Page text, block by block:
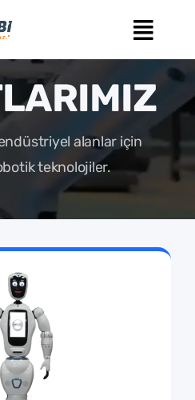
alanlar için
teknolojiler.